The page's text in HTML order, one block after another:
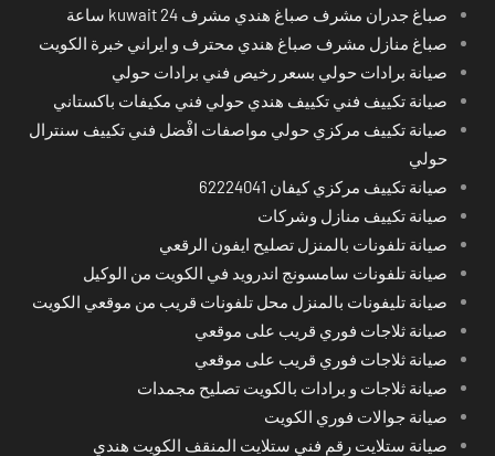
صباغ جدران مشرف صباغ هندي مشرف kuwait 24 ساعة
صباغ منازل مشرف صباغ هندي محترف و ايراني خبرة الكويت
صيانة برادات حولي بسعر رخيص فني برادات حولي
صيانة تكييف فني تكييف هندي حولي فني مكيفات باكستاني
صيانة تكييف مركزي حولي مواصفات افْضل فني تكييف سنترال
حولي
صيانة تكييف مركزي كيفان 62224041
صيانة تكييف منازل وشركات
صيانة تلفونات بالمنزل تصليح ايفون الرقعي
صيانة تلفونات سامسونج اندرويد في الكويت من الوكيل
صيانة تليفونات بالمنزل محل تلفونات قريب من موقعي الكويت
صيانة ثلاجات فوري قريب على موقعي
صيانة ثلاجات فوري قريب على موقعي
صيانة ثلاجات و برادات بالكويت تصليح مجمدات
صيانة جوالات فوري الكويت
صيانة ستلايت رقم فني ستلايت المنقف الكويت هندي